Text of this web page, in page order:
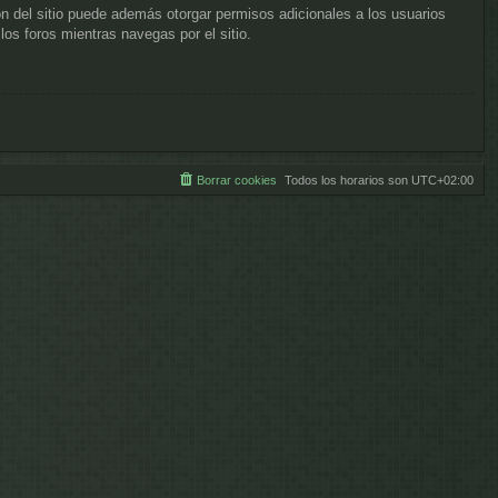
sitio puede además otorgar permisos adicionales a los usuarios
foros mientras navegas por el sitio.
Todos los horarios son UTC+02:00
Borrar cookies